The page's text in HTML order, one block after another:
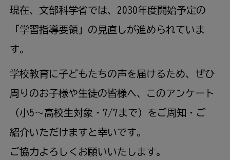
現在、 文部科学省では、2030年度開始予定の
学習指導要領 」の 見直 しが進められていま
す。
学校教育に子どもたちの声を届けるため、ぜひ
周 りのお子様や生徒の皆様へ、このアンケート
（小5〜高校生対象 ・7/7まで）をご周知 ・ご
紹介いただけますと 幸いです。
ご協力よろしくお願いいたします。